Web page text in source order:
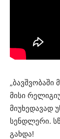
„ბავშვობაში
მისი
მიუხედავად
სენდლერი.
გახდა!